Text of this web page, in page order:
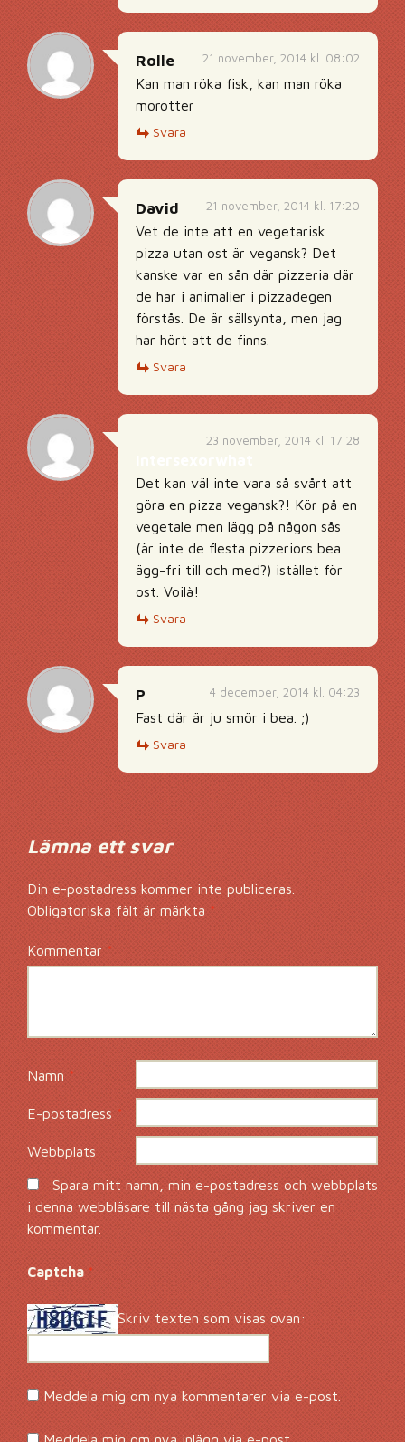
21 november, 2014 kl. 08:02
Rolle
Kan man röka fisk, kan man röka
morötter
Svara
21 november, 2014 kl. 17:20
David
Vet de inte att en vegetarisk
pizza utan ost är vegansk? Det
kanske var en sån där pizzeria där
de har i animalier i pizzadegen
förstås. De är sällsynta, men jag
har hört att de finns.
Svara
23 november, 2014 kl. 17:28
Det kan väl inte vara så svårt att
göra en pizza vegansk?! Kör på en
vegetale men lägg på någon sås
(är inte de flesta pizzeriors bea
ägg-fri till och med?) istället för
ost. Voilà!
Svara
4 december, 2014 kl. 04:23
P
Fast där är ju smör i bea. ;)
Svara
Lämna ett svar
Din e-postadress kommer inte publiceras.
Obligatoriska fält är märkta *
Kommentar *
Namn*
E-postadress*
Webbplats
Spara mitt namn, min e-postadress och webbplats
i denna webbläsare till nästa gång jag skriver en
kommentar.
Captcha *
Skriv texten som visas ovan:
Meddela mig om nya kommentarer via e-post.